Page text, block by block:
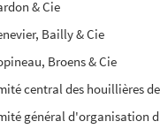
& Cie
Bailly & Cie
Broens & Cie
central des houillières
général d'organisation